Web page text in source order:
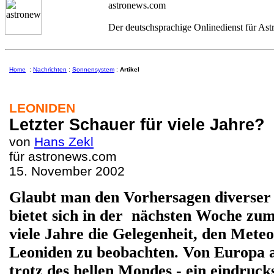
astronews.com
Der deutschsprachige Onlinedienst für
Home : Nachrichten : Sonnensystem : Artikel
LEONIDEN
Letzter Schauer für viele Jahre?
von Hans Zekl
für astronews.com
15. November 2002
Glaubt man den Vorhersagen
bietet sich in der nächsten Woche
viele Jahre die Gelegenheit, den
Leoniden zu beobachten. Von Europa